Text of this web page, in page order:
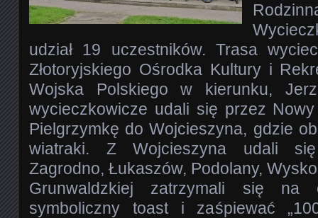
udział 19 uczestników. Trasa
Złotoryjskiego Ośrodka Kultury i
Wojska Polskiego w kierunku,
wycieczkowicze udali się przez Nowy
Pielgrzymkę do Wojcieszyna, gdzie
wiatraki. Z Wojcieszyna udali
Zagrodno, Łukaszów, Podolany,
Grunwaldzkiej zatrzymali się na
symboliczny toast i zaśpiewać